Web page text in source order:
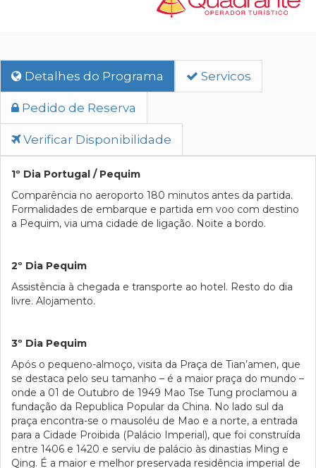
Detalhes do Programa Servicos
Pedido de Reserva
Verificar Disponibilidade
1º Dia Portugal / Pequim
Comparência no aeroporto 180 minutos antes da partida.
Formalidades de embarque e partida em voo com destino
a Pequim, via uma cidade de ligação. Noite a bordo.
2º Dia Pequim
Assistência à chegada e transporte ao hotel. Resto do dia
livre. Alojamento.
3º Dia Pequim
Após o pequeno-almoço, visita da Praça de Tian’amen, que
se destaca pelo seu tamanho – é a maior praça do mundo –
onde a 01 de Outubro de 1949 Mao Tse Tung proclamou a
fundação da Republica Popular da China. No lado sul da
praça encontra-se o mausoléu de Mao e a norte, a entrada
para a Cidade Proibida (Palácio Imperial), que foi construída
entre 1406 e 1420 e serviu de palácio às dinastias Ming e
Qing. É a maior e melhor preservada residência imperial de